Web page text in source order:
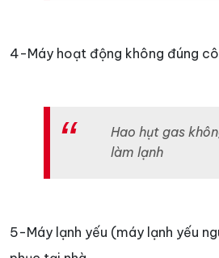
4-Máy hoạt động không đúng
Hao hụt gas
làm lạnh
5-Máy lạnh yếu (máy lạnh yếu